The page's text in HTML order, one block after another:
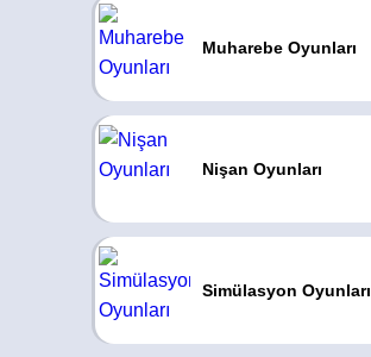
Muharebe Oyunları
Nişan Oyunları
Simülasyon Oyunları